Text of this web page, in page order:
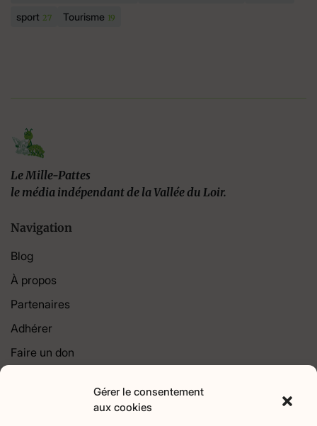
Gérer le consentement
aux cookies
sport 27 Tourisme 19
Le Mille-Pattes
le média indépendant de la Vallée du Loir.
Navigation
Blog
À propos
Partenaires
Adhérer
Faire un don